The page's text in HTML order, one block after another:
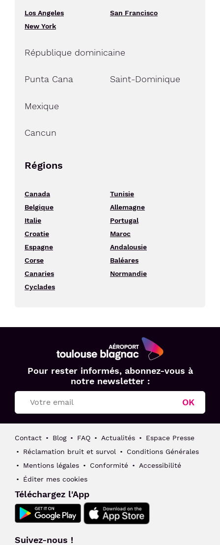
Los Angeles
San Francisco
New York
République dominicaine
Punta Cana Saint-Dominique
Mexique
Cancun
Régions
Canada
Tunisie
Belgique
Allemagne
Italie
Portugal
Croatie
Maroc
Espagne
Andalousie
Corse
Baléares
Canaries
Normandie
Cyclades
Aéroport
Toulouse
Blagnac
Pour rester informés, abonnez-vous à
notre newsletter :
OK
Contact Blog FAQ Actualités
Espace Presse
Réclamation bruit et survol
Conditions Générales
Mentions légales
Conformité
Accessibilité
Éditer mes cookies
Téléchargez l'App
Suivez-nous !